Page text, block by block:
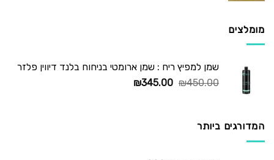
מומלצים
שמן למפיץ ריח : שמן ארומטי בניחוח בלנד דיווין פלזר
₪450.00
המחיר
₪345.00
המחיר
המדורגים ביותר